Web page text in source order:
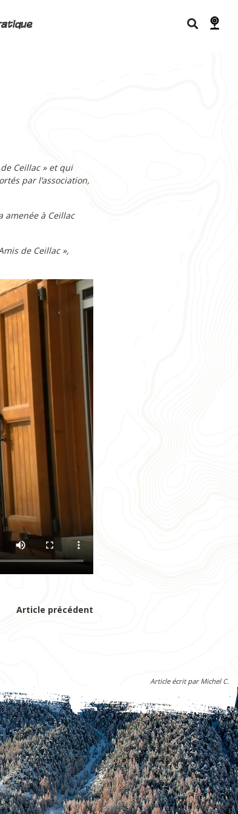
Ceillac » et qui
par l’association,
amenée à Ceillac
de Ceillac »,
Article précédent
Article écrit par Michel C.